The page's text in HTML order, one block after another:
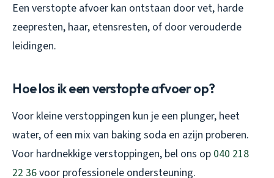
Een verstopte afvoer kan ontstaan door vet, harde
zeepresten, haar, etensresten, of door verouderde
leidingen.
Hoe los ik een verstopte afvoer op?
Voor kleine verstoppingen kun je een plunger, heet
water, of een mix van baking soda en azijn proberen.
Voor hardnekkige verstoppingen, bel ons op 040 218
22 36voor professionele ondersteuning.